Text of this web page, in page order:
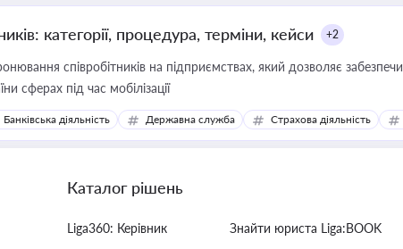
категорії, процедура, терміни, кейси +2
співробітників на підприємствах, який дозволяє
сферах під час мобілізації
Банківська діяльність Державна служба Страхова діяльність
Каталог рішень
Liga360: Керівник Знайти юриста Liga:BOOK